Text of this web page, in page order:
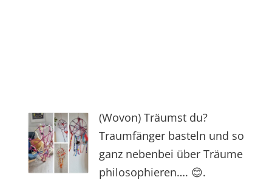
(Wovon) Träumst du?
Traumfänger basteln und so
ganz nebenbei über Träume
philosophieren…. 😊.